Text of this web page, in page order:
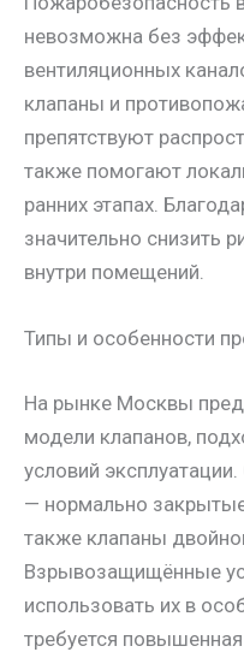
невозможна без
вентиляционных
клапаны и
препятствуют
также помогают
ранних этапах.
значительно снизить
внутри помещений.
Типы и особенности
На рынке Москвы
модели клапанов,
условий
— нормально
также клапаны
Взрывозащищённые
использовать их в
требуется